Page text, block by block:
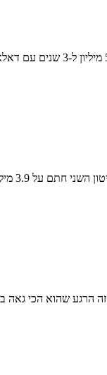
עדכונים ו-78 יום שהם 11
עדכונים ו-80 יום שהם 11 שבועות ו-3 ימים